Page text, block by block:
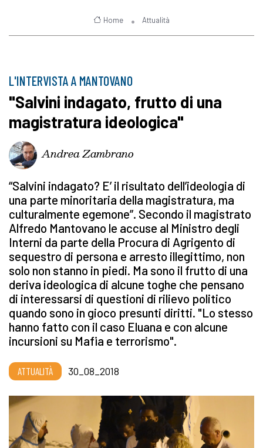
Home Attualità
L'INTERVISTA A MANTOVANO
"Salvini indagato, frutto di una
magistratura ideologica"
Andrea Zambrano
“Salvini indagato? E’ il risultato dell’ideologia di
una parte minoritaria della magistratura, ma
culturalmente egemone”. Secondo il magistrato
Alfredo Mantovano le accuse al Ministro degli
Interni da parte della Procura di Agrigento di
sequestro di persona e arresto illegittimo, non
solo non stanno in piedi. Ma sono il frutto di una
deriva ideologica di alcune toghe che pensano
di interessarsi di questioni di rilievo politico
quando sono in gioco presunti diritti. "Lo stesso
hanno fatto con il caso Eluana e con alcune
incursioni su Mafia e terrorismo".
ATTUALITÀ 30_08_2018